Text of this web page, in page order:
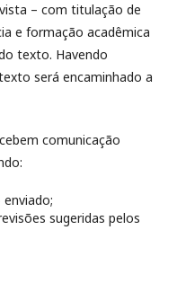
– com titulação de
e formação acadêmica
texto. Havendo
será encaminhado a
comunicação
sugeridas pelos